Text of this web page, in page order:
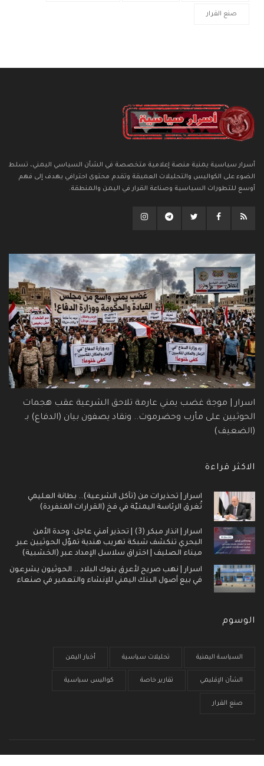
صنع القرار
أسرار سياسية يمنية منصة إعلامية متخصصة في الشأن السياسي اليمني، تسلط
الضوء على الكواليس والتحليلات العميقة وتقدم محتوى احترافي يهدف إلى فهم
أوسع للتطورات السياسية وصناعة القرار في اليمن والمنطقة.
اسرار | موجة غضب يمني عارمة تلاحق الشرعية عقب هجمات
الحوثيين على مأرب وحضرموت.. ونقاد يصفون بيان (الدفاع) بـ
(الضعيف)
الاكثر قراءة
اسرار | تحذيرات من (تآكل الشرعية).. بطانة العليمي
تُغرق الرئاسة اليمنيّة في فخ (القرارات المنفردة)
اسرار | انذار مبكر (3) | تحذير أمني عاجل: وحدة الأمن
البحري تنكشف شبكة تهريب هندية تموّل الحوثيين عبر
ميناء الصليف | اختراق سلاسل الإمداد عبر (الخشبية)
اسرار | نهب صريح لأعرق بنوك البلاد .. الحوثيون يشرعون
في بيع أصول البنك اليمني للإنشاء والتعمير في صنعاء
الوسوم
السياسة اليمنية تحليلات سياسية أخبار اليمن
الشأن الإقليمي تقارير خاصة كواليس سياسية
صنع القرار